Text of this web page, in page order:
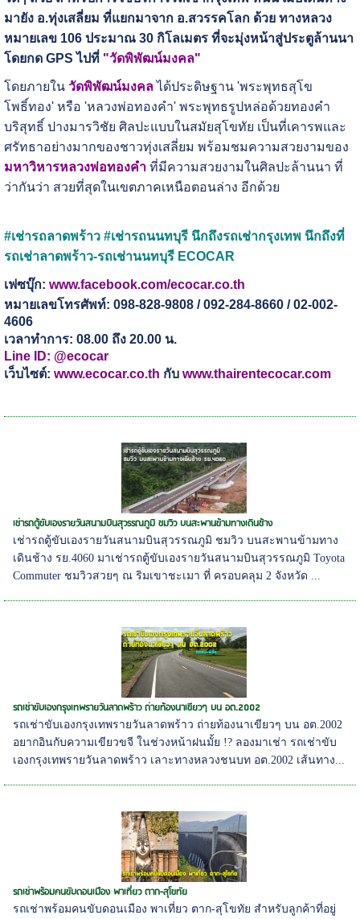
มายัง อ.ทุ่งเสลี่ยม ที่แยกมาจาก อ.สวรรคโลก ด้วย ทางหลวง
หมายเลข 106 ประมาณ 30 กิโลเมตร ที่จะมุ่งหน้าสู่ประตูล้านนา
โดยกด GPS ไปที่ "วัดพิพัฒน์มงคล"
โดยภายใน วัดพิพัฒน์มงคลได้ประดิษฐาน 'พระพุทธสุโข
โพธิ์ทอง' หรือ 'หลวงพ่อทองคำ' พระพุทธรูปหล่อด้วยทองคำ
บริสุทธิ์ ปางมารวิชัย ศิลปะแบบในสมัยสุโขทัย เป็นที่เคารพและ
ศรัทธาอย่างมากของชาวทุ่งเสลี่ยม พร้อมชมความสวยงามของ
มหาวิหารหลวงพ่อทองคำที่มีความสวยงามในศิลปะล้านนา ที่
ว่ากันว่า สวยที่สุดในเขตภาคเหนือตอนล่าง อีกด้วย
#เช่ารถลาดพร้าว #เช่ารถนนทบุรี นึกถึงรถเช่ากรุงเทพ นึกถึงที่
รถเช่าลาดพร้าว-รถเช่านนทบุรี ECOCAR
เฟซบุ๊ก: www.facebook.com/ecocar.co.th
หมายเลขโทรศัพท์: 098-828-9808 / 092-284-8660 / 02-002-
4606
เวลาทำการ: 08.00 ถึง 20.00 น.
Line ID: @ecocar
เว็บไซต์: www.ecocar.co.th กับ www.thairentecocar.com
เช่ารถตู้ขับเองรายวันสนามบินสุวรรณภูมิ ชมวิว บนสะพานข้ามทางเดินช้าง
เช่ารถตู้ขับเองรายวันสนามบินสุวรรณภูมิ ชมวิว บนสะพานข้ามทาง
เดินช้าง รย.4060 มาเช่ารถตู้ขับเองรายวันสนามบินสุวรรณภูมิ Toyota
Commuter ชมวิวสวยๆ ณ ริมเขาชะเมา ที่ ครอบคลุม 2 จังหวัด ...
รถเช่าขับเองกรุงเทพรายวันลาดพร้าว ถ่ายท้องนาเขียวๆ บน อต.2002
รถเช่าขับเองกรุงเทพรายวันลาดพร้าว ถ่ายท้องนาเขียวๆ บน อต.2002
อยากอินกับความเขียวขจี ในช่วงหน้าฝนมั้ย !? ลองมาเช่า รถเช่าขับ
เองกรุงเทพรายวันลาดพร้าว เลาะทางหลวงชนบท อต.2002 เส้นทาง...
รถเช่าพร้อมคนขับดอนเมือง พาเที่ยว ตาก-สุโขทัย
รถเช่าพร้อมคนขับดอนเมือง พาเที่ยว ตาก-สุโขทัย สำหรับลูกค้าที่อยู่